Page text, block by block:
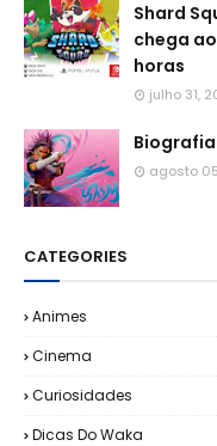
Shard
chega
horas
julho 31,
agosto
CATEGORIES
Animes
Cinema
Curiosidades
Dicas Do Waka